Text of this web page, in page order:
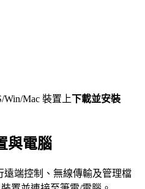
Win/Mac 裝置上下載並安裝
與電腦
端控制、無線傳輸及管理檔